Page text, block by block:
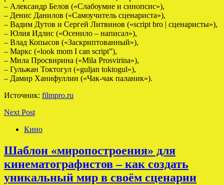
– Александр Белов («Слабоумие и синопсис»),
– Денис Данилов («Самоучитель сценариста»),
– Вадим Дутов и Сергей Литвинов («script bro | сценаристы»),
– Юлия Идлис («Осенило – написал»),
– Влад Копысов («Заскриптованный»),
– Маркс («look mom I can script”),
– Мила Просвирина («Mila Prosvirina»),
– Гульжан Токтогул («guljan toktogul»),
– Дамир Ханифуллин («Чак-чак паланик»).
Источник: filmpro.ru
Next Post
Кино
Шаблон «миропостроения» для
кинематографистов – как создать
уникальный мир в своём сценарии